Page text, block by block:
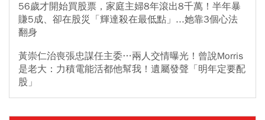
56歲才開始買股票，家庭主婦8年滾出8千萬！半年暴
賺5成、卻在股災「輝達殺在最低點」...她靠3個心法
翻身
黃崇仁治喪張忠謀任主委…兩人交情曝光！曾說Morris
是老大：力積電能活都他幫我！遺屬發聲「明年定要配
股」